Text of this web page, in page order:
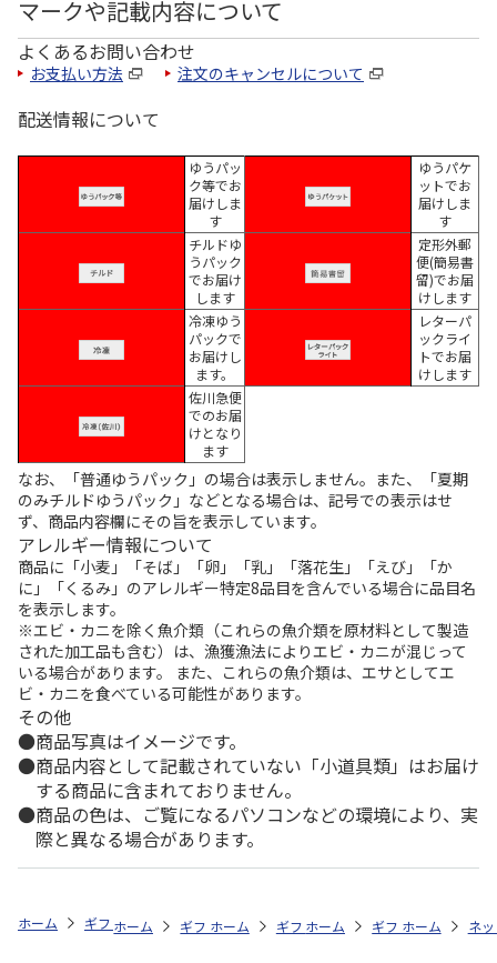
マークや記載内容について
よくあるお問い合わせ
お支払い方法 注文のキャンセルについて
配送情報について
ゆうパッ
ク等でお
届けしま
す
ゆうパケ
ットでお
届けしま
す
チルドゆ
うパック
でお届け
します
定形外郵
便(簡易書
留)でお届
けします
冷凍ゆう
パックで
お届けし
ます。
レターパ
ックライ
トでお届
けします
佐川急便
でのお届
けとなり
ます
なお、「普通ゆうパック」の場合は表示しません。また、「夏期
のみチルドゆうパック」などとなる場合は、記号での表示はせ
ず、商品内容欄にその旨を表示しています。
アレルギー情報について
商品に「小麦」「そば」「卵」「乳」「落花生」「えび」「か
に」「くるみ」のアレルギー特定8品目を含んでいる場合に品目名
を表示します。
※エビ・カニを除く魚介類（これらの魚介類を原材料として製造
された加工品も含む）は、漁獲漁法によりエビ・カニが混じって
いる場合があります。 また、これらの魚介類は、エサとしてエ
ビ・カニを食べている可能性があります。
その他
商品写真はイメージです。
商品内容として記載されていない「小道具類」はお届け
する商品に含まれておりません。
商品の色は、ご覧になるパソコンなどの環境により、実
際と異なる場合があります。
ホーム ギフトストア お中元・夏ギフト特集 2026 おつまみ・お惣菜
ホーム ギフトストア お中元・夏ギフト特集 2026
ホーム ギフトストア お中元・夏ギフト
ホーム ギフトストア お
ホーム ネ